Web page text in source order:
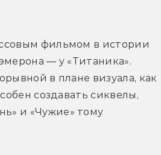
фильмом в истории
— у «Титаника».
в плане визуала, как
создавать сиквелы,
и «Чужие» тому